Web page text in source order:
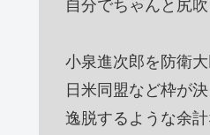
自分でちゃんと尻
小泉進次郎を防衛
日米同盟など枠が
逸脱するような余